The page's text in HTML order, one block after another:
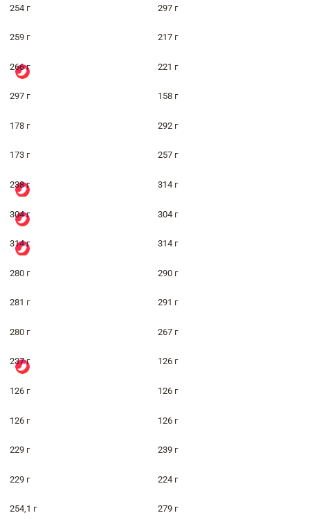
254 г 297 г
259 г 217 г
266 г 221 г
297 г 158 г
178 г 292 г
173 г 257 г
238 г 314 г
304 г 304 г
314 г 314 г
280 г 290 г
281 г 291 г
280 г 267 г
237 г 126 г
126 г 126 г
126 г 126 г
229 г 239 г
229 г 224 г
254,1 г 279 г